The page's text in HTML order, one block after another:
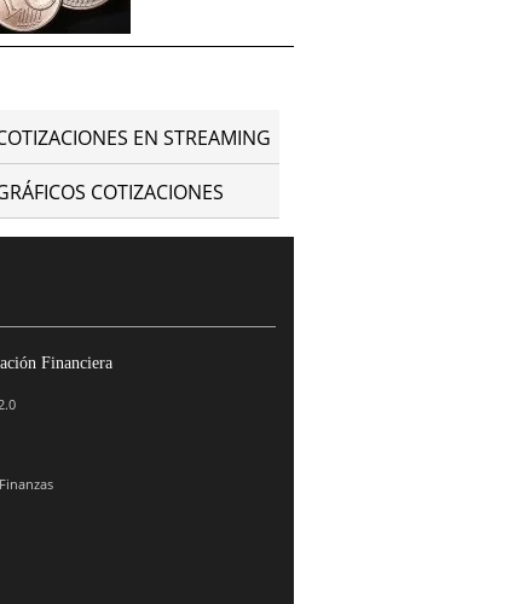
EN STREAMING
COTIZACIONES
Financiera